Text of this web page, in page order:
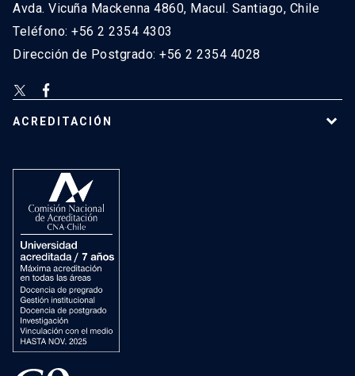
Avda. Vicuña Mackenna 4860, Macul. Santiago, Chile
Teléfono: +56 2 2354 4303
Dirección de Postgrado: +56 2 2354 4028
ACREDITACIÓN